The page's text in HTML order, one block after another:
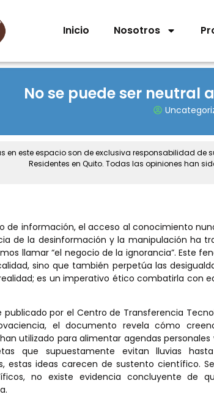
Inicio Nosotros
No se puede ser neutral
en este espacio son de exclusiva responsabilidad
Residentes en Quito. Todas las opiniones han
de información, el acceso al conocimiento
de la desinformación y la manipulación ha
llamar “el negocio de la ignorancia”. Este
sino que también perpetúa las
es un imperativo ético combatirla con
publicado por el Centro de Transferencia
el documento revela cómo
utilizado para alimentar agendas
que supuestamente evitan lluvias
estas ideas carecen de sustento científico.
no existe evidencia concluyente de